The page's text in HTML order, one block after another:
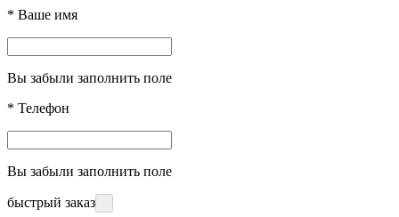
* Ваше имя
Вы забыли заполнить поле
* Телефон
Вы забыли заполнить поле
быстрый заказ